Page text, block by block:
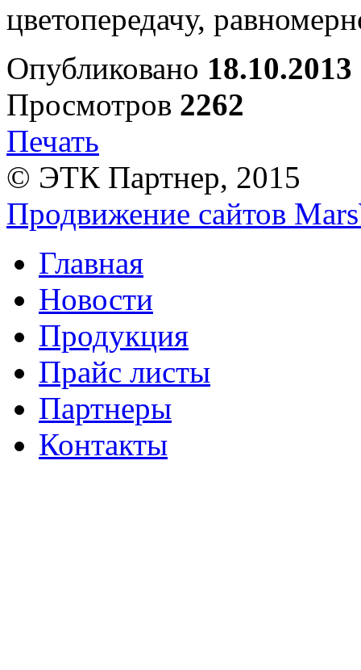
цветопередачу,
Опубликовано 18.10.2013
Просмотров 2262
Печать
© ЭТК Партнер, 2015
Продвижение сайтов
Главная
Новости
Продукция
Прайс листы
Партнеры
Контакты